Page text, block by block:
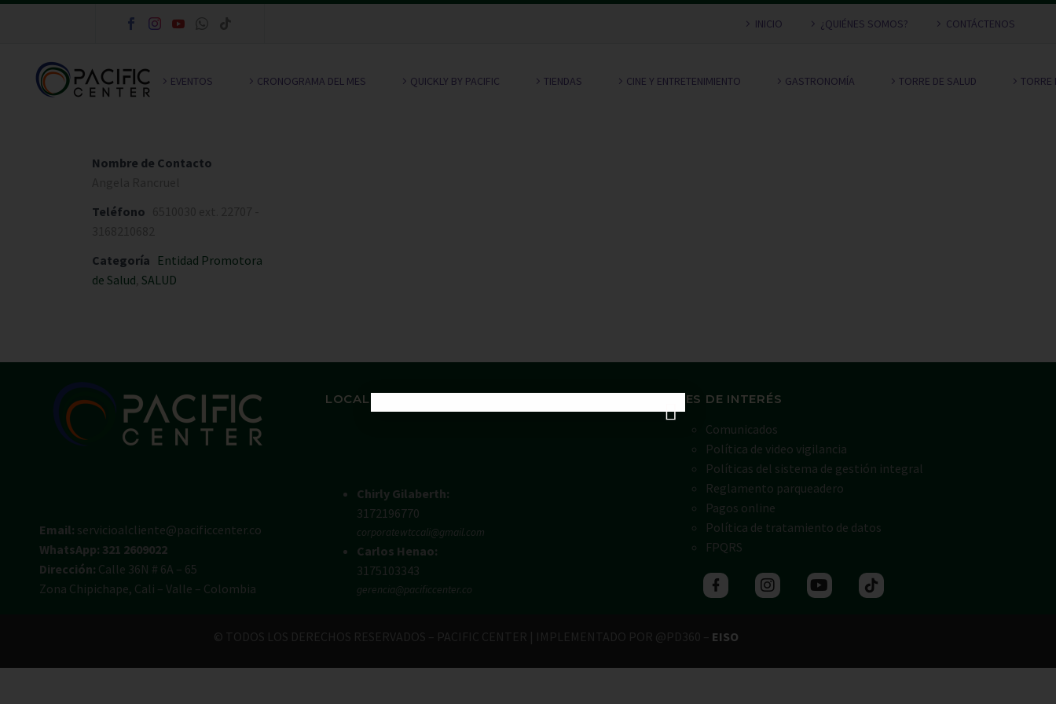
INICIO ¿QUIÉNES SOMOS? CONTÁCTENOS
EVENTOS CRONOGRAMA DEL MES QUICKLY BY PACIFIC TIENDAS CINE Y ENTRETENIMIENTO GASTRONOMÍA TORRE DE SALUD TORRE
Nombre de Contacto
Teléfono
Categoría Entidad Promotora
de Salud SALUD
Email: servicioalcliente@pacificcenter.co
WhatsApp: 321 2609022
Dirección: Calle 36N # 6A – 65
Zona Chipichape, Cali – Valle – Colombia
LOCALES DISPONIBLES
Chirly Gilaberth:
3172196770
corporatewtccali@gmail.com
Carlos Henao:
3175103343
gerencia@pacificcenter.co
ENLACES DE INTERÉS
Comunicados
Política de video vigilancia
Políticas del sistema de gestión integral
Reglamento parqueadero
Pagos online
Política de tratamiento de datos
FPQRS
© TODOS LOS DERECHOS RESERVADOS – PACIFIC CENTER | IMPLEMENTADO POR @PD360 – EISO